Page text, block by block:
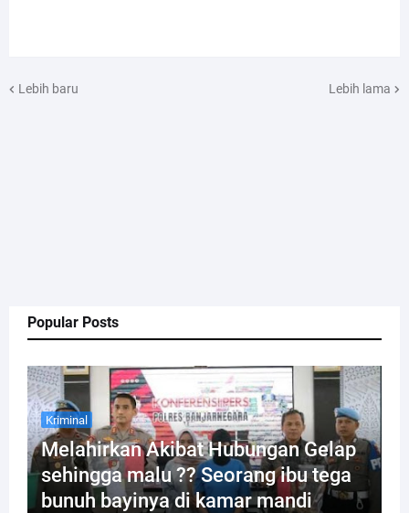
Popular Posts
Kriminal
Melahirkan Akibat Hubungan Gelap
sehingga malu ?? Seorang ibu tega
bunuh bayinya di kamar mandi
Lebih baru Lebih lama